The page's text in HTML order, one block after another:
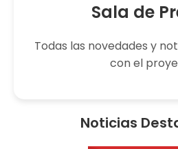
Sala de
Todas las novedades y
con el
Noticias